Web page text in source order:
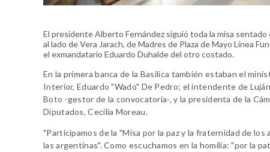
El presidente Alberto Fernández siguió toda la misa sentado
al lado de Vera Jarach, de Madres de Plaza de Mayo Línea
el exmandatario Eduardo Duhalde del otro costado.
En la primera banca de la Basílica también estaban el
Interior, Eduardo "Wado" De Pedro; el intendente de
Boto -gestor de la convocatoria-, y la presidenta de la
Diputados, Cecilia Moreau.
"Participamos de la "Misa por la paz y la fraternidad de los
las argentinas". Como escuchamos en la homilía: "por la